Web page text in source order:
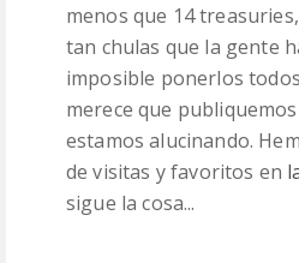
menos que 14
tan chulas que la gente
imposible ponerlos
merece que
estamos alucinando.
de visitas y favoritos en
sigue la cosa...